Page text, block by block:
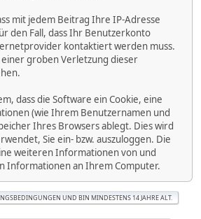
mit jedem Beitrag Ihre IP-Adresse
den Fall, dass Ihr Benutzerkonto
kontaktiert werden muss.
einer groben Verletzung dieser
dass die Software ein Cookie, eine
(wie Ihrem Benutzernamen und
Ihres Browsers ablegt. Dies wird
Sie ein- bzw. auszuloggen. Die
weiteren Informationen von und
Informationen an Ihrem Computer.